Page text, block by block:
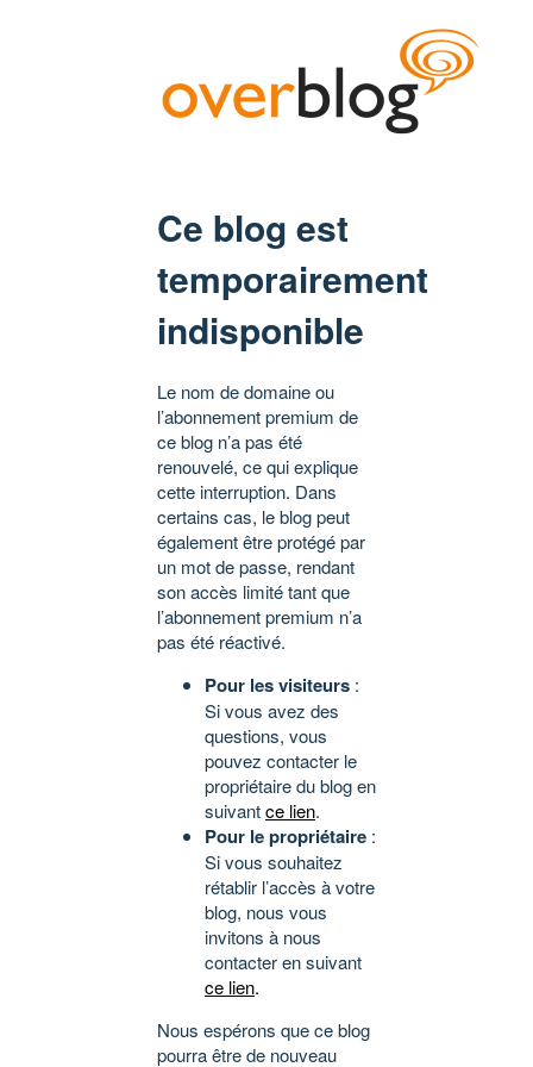
Ce blog est
temporairement
indisponible
Le nom de domaine ou
l’abonnement premium de
ce blog n’a pas été
renouvelé, ce qui explique
cette interruption. Dans
certains cas, le blog peut
également être protégé par
un mot de passe, rendant
son accès limité tant que
l’abonnement premium n’a
pas été réactivé.
Pour les visiteurs :
Si vous avez des
questions, vous
pouvez contacter le
propriétaire du blog en
suivantce lien.
Pour le propriétaire :
Si vous souhaitez
rétablir l’accès à votre
blog, nous vous
invitons à nous
contacter en suivant
ce lien.
Nous espérons que ce blog
pourra être de nouveau